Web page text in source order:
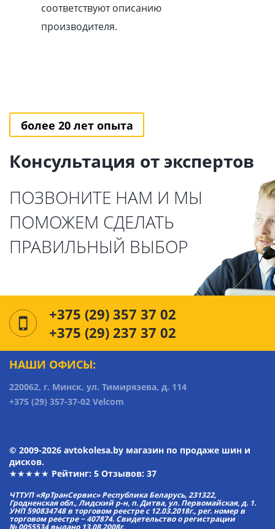
соответствуют описанию
производителя.
более 20 лет опыта
Консультация от экспертов
ПОЗВОНИТЕ НАМ И МЫ
ПОМОЖЕМ СДЕЛАТЬ
ПРАВИЛЬНЫЙ ВЫБОР
+375 (29) 357 37 02
+375 (29) 237 37 02
НАШИ ОФИСЫ:
220062, г. Минск, ул. Тимирязева, д. 114
+375 (29) 357-37-02 Velcom
© 2009-2026 avtokolesa.by магазин по продаже шин и
дисков.
★★★★★ Рейтинг: 5 Отзывов: 37
ЧТТУП «ЯрТранСервис» Республика Беларусь, 231322,
Гродненская обл., Лидский р-н, п. Дитва, ул. Первомайская, д. 1.
УНП 590834748 в торговом реестре с 12.03.2018г., рег. номер в
торговом реестре − 407874. Свидетельство о регистрации
№ 0055534 выдано 13.08.2008г.